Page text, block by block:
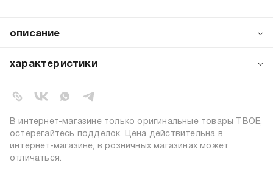
описание
– очаровательный аксессуар для создания
себе милоту и современный стиль.
характеристики
коллекция:
цвет:
светло-серый
состав:
67% полиэстер, 18% нейлон, 12%
шерсть, 3% эластан
узор:
В интернет-магазине только оригинальные товары ТВОЕ,
остерегайтесь подделок. Цена действительна в
интернет-магазине, в розничных магазинах может
отличаться.